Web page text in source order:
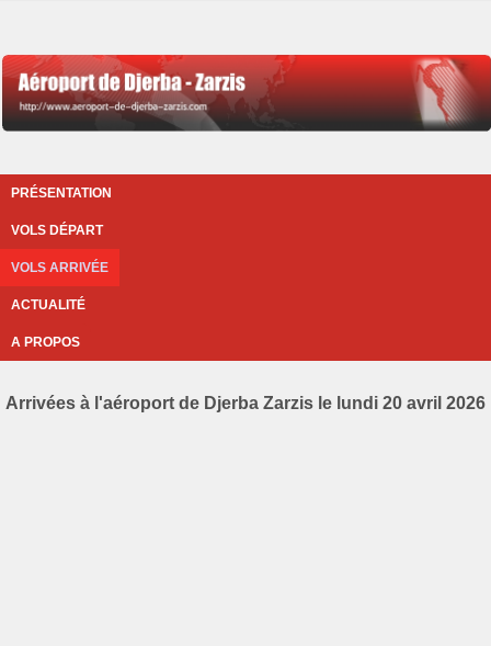
PRÉSENTATION
VOLS DÉPART
VOLS ARRIVÉE
ACTUALITÉ
A PROPOS
Arrivées à l'aéroport de Djerba Zarzis le lundi 20 avril 2026